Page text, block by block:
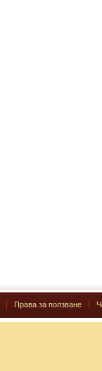
Права за ползване